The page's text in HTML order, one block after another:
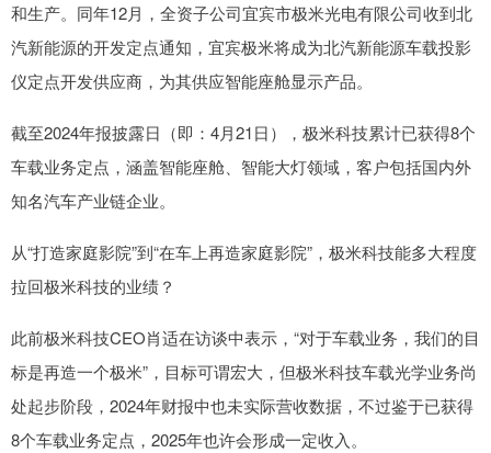
和生产。同年12月，全资子公司宜宾市极米光电有限公司收到北
汽新能源的开发定点通知，宜宾极米将成为北汽新能源车载投影
仪定点开发供应商，为其供应智能座舱显示产品。
截至2024年报披露日（即：4月21日），极米科技累计已获得8个
车载业务定点，涵盖智能座舱、智能大灯领域，客户包括国内外
知名汽车产业链企业。
从“打造家庭影院”到“在车上再造家庭影院”，极米科技能多大程度
拉回极米科技的业绩？
此前极米科技CEO肖适在访谈中表示，“对于车载业务，我们的目
标是再造一个极米”，目标可谓宏大，但极米科技车载光学业务尚
处起步阶段，2024年财报中也未实际营收数据，不过鉴于已获得
8个车载业务定点，2025年也许会形成一定收入。